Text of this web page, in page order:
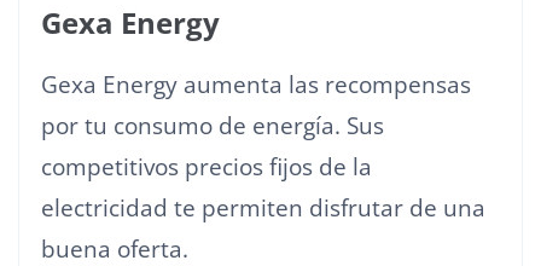
Gexa Energy
Gexa Energy aumenta las recompensas
por tu consumo de energía. Sus
competitivos precios fijos de la
electricidad te permiten disfrutar de una
buena oferta.